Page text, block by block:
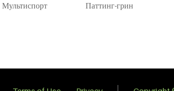
Мультиспорт
Паттинг-грин